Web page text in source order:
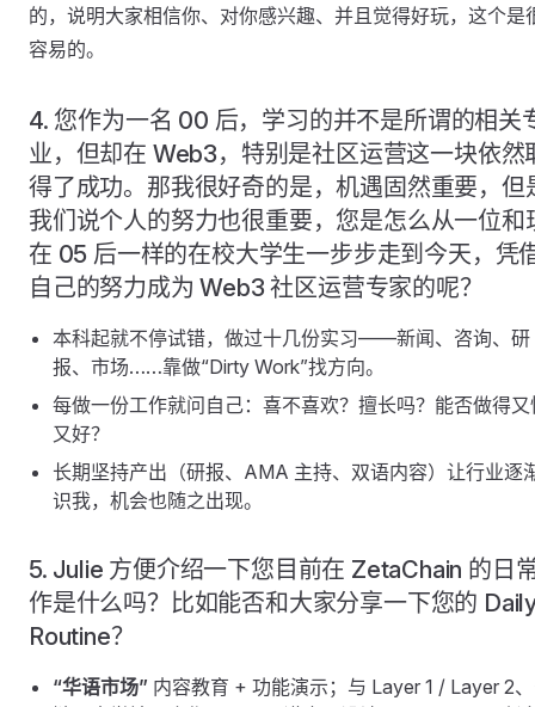
的，说明大家相信你、对你感兴趣、并且觉得好玩，这个是
容易的。
4. 您作为一名 00 后，学习的并不是所谓的相关
业，但却在 Web3，特别是社区运营这一块依然
得了成功。那我很好奇的是，机遇固然重要，但
我们说个人的努力也很重要，您是怎么从一位和
在 05 后一样的在校大学生一步步走到今天，凭
自己的努力成为 Web3 社区运营专家的呢？
本科起就不停试错，做过十几份实习——新闻、咨询、研
报、市场……靠做“Dirty Work”找方向。
每做一份工作就问自己：喜不喜欢？擅长吗？能否做得又
又好？
长期坚持产出（研报、AMA 主持、双语内容）让行业逐
识我，机会也随之出现。
5. Julie 方便介绍一下您目前在 ZetaChain 的日
作是什么吗？比如能否和大家分享一下您的
Routine？
“华语市场” 内容教育 + 功能演示；与 Layer 1 / Layer 2